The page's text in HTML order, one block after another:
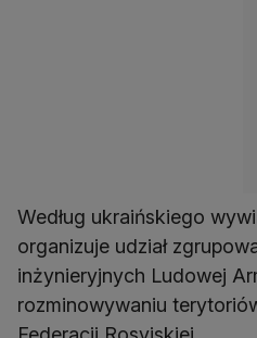
Według ukraińskiego
organizuje udział
inżynieryjnych Ludowej
rozminowywaniu